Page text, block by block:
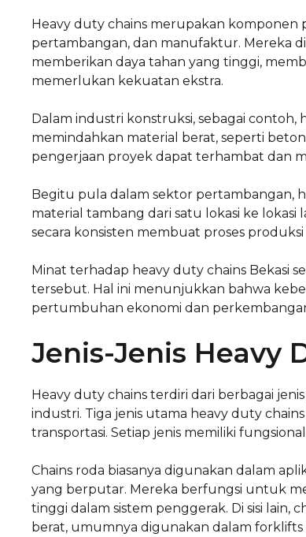
Heavy duty chains merupakan komponen
pertambangan, dan manufaktur. Mereka
memberikan daya tahan yang tinggi,
memerlukan kekuatan ekstra.
Dalam industri konstruksi, sebagai
memindahkan material berat, seperti
pengerjaan proyek dapat terhambat dan
Begitu pula dalam sektor pertambangan,
material tambang dari satu lokasi ke
secara konsisten membuat proses
Minat terhadap heavy duty chains Bekasi
tersebut. Hal ini menunjukkan bahwa
pertumbuhan ekonomi dan
Jenis-Jenis Heavy
Heavy duty chains terdiri dari berbagai
industri. Tiga jenis utama heavy duty
transportasi. Setiap jenis memiliki
Chains roda biasanya digunakan dalam
yang berputar. Mereka berfungsi untuk
tinggi dalam sistem penggerak. Di sisi
berat, umumnya digunakan dalam